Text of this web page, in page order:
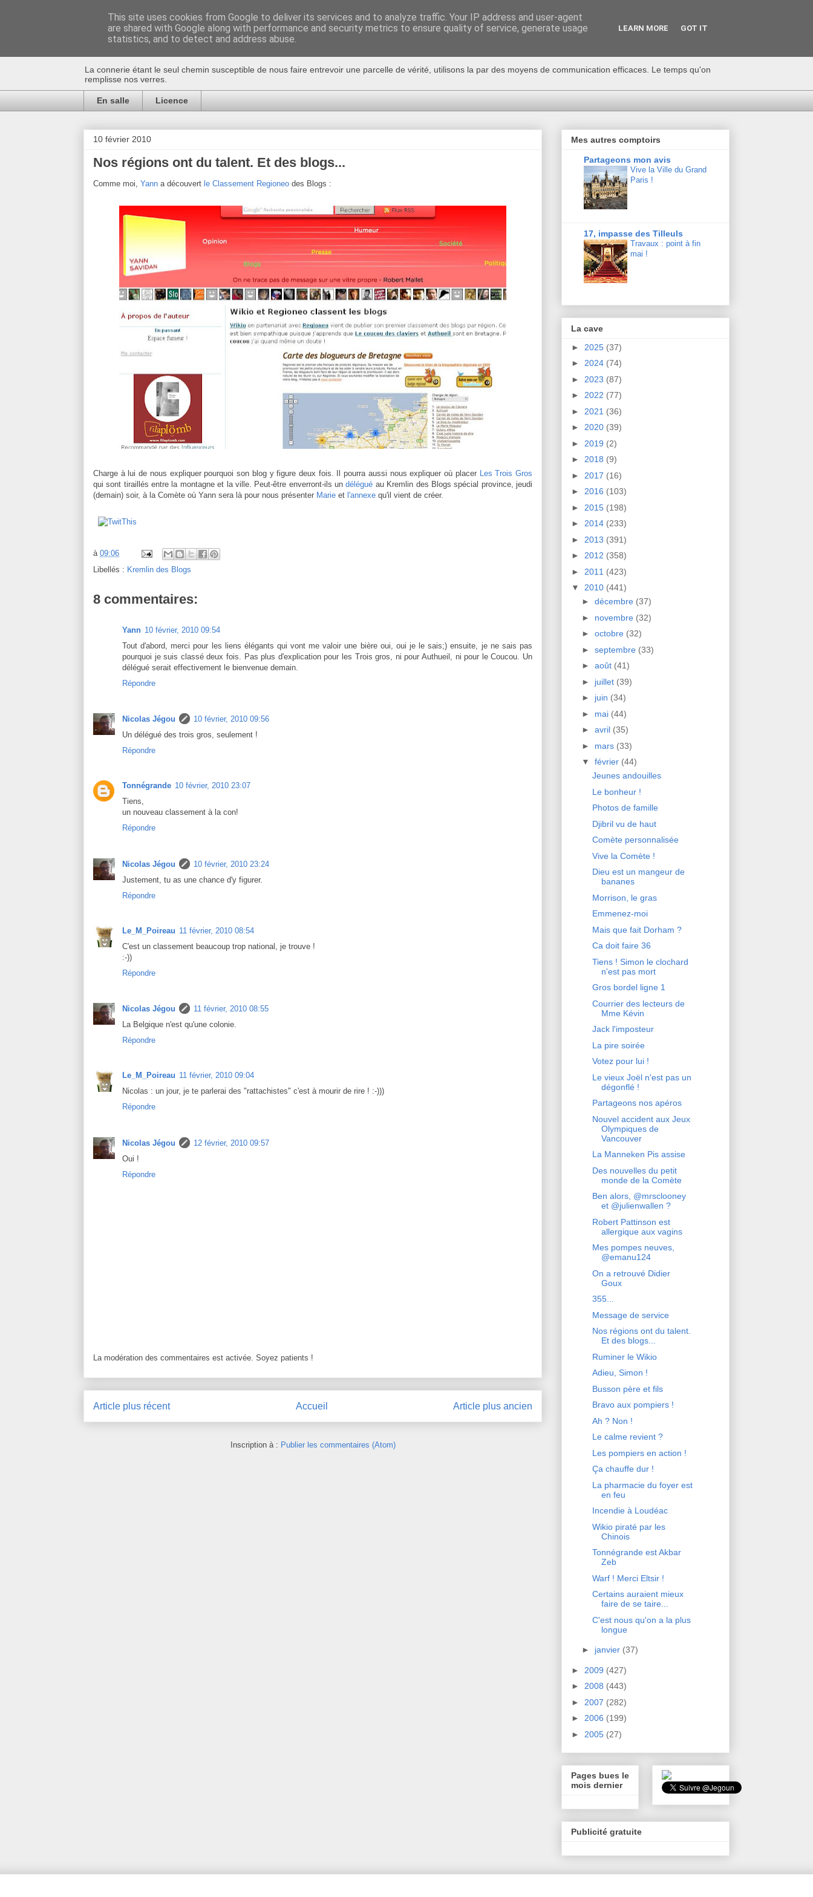
Au bistro !
La connerie étant le seul chemin susceptible de nous faire entrevoir une parcelle de vérité, utilisons la par des moyens de communication efficaces. Le temps qu'on
remplisse nos verres.
En salle Licence
10 février 2010
Nos régions ont du talent. Et des blogs...
Comme moi, Yann a découvert le Classement Regioneo des Blogs :
Charge à lui de nous expliquer pourquoi son blog y figure deux fois. Il pourra aussi nous expliquer où placer
Les Trois Gros
qui sont tiraillés entre la montagne et la ville. Peut-être enverront-ils undélégué au Kremlin des Blogs spécial province, jeudi
(demain) soir, à la Comète où Yann sera là pour nous présenter Marie et l'annexe qu'il vient de créer.
à 09:06
Libellés : Kremlin des Blogs
8 commentaires:
Yann 10 février, 2010 09:54
Tout d'abord, merci pour les liens élégants qui vont me valoir une bière oui, oui je le sais;) ensuite, je ne sais pas
pourquoi je suis classé deux fois. Pas plus d'explication pour les Trois gros, ni pour Authueil, ni pour le Coucou. Un
délégué serait effectivement le bienvenue demain.
Répondre
Nicolas Jégou
10 février, 2010 09:56
Un délégué des trois gros, seulement !
Répondre
Tonnégrande 10 février, 2010 23:07
Tiens,
un nouveau classement à la con!
Répondre
Nicolas Jégou
10 février, 2010 23:24
Justement, tu as une chance d'y figurer.
Répondre
Le_M_Poireau 11 février, 2010 08:54
C'est un classement beaucoup trop national, je trouve !
:-))
Répondre
Nicolas Jégou
11 février, 2010 08:55
La Belgique n'est qu'une colonie.
Répondre
Le_M_Poireau 11 février, 2010 09:04
Nicolas : un jour, je te parlerai des "rattachistes" c'est à mourir de rire ! :-)))
Répondre
Nicolas Jégou
12 février, 2010 09:57
Oui !
Répondre
La modération des commentaires est activée. Soyez patients !
Article plus récent Article plus ancien
Accueil
Inscription à : Publier les commentaires (Atom)
Mes autres comptoirs
Partageons mon avis
Vive la Ville du Grand
Paris !
17, impasse des Tilleuls
Travaux : point à fin
mai !
La cave
► 2025 (37)
► 2024 (74)
► 2023 (87)
► 2022 (77)
► 2021 (36)
► 2020 (39)
► 2019 (2)
► 2018 (9)
► 2017 (16)
► 2016 (103)
► 2015 (198)
► 2014 (233)
► 2013 (391)
► 2012 (358)
► 2011 (423)
▼ 2010 (441)
► décembre (37)
► novembre (32)
► octobre (32)
► septembre (33)
► août (41)
► juillet (39)
► juin (34)
► mai (44)
► avril (35)
► mars (33)
▼ février (44)
Jeunes andouilles
Le bonheur !
Photos de famille
Djibril vu de haut
Comète personnalisée
Vive la Comète !
Dieu est un mangeur de
bananes
Morrison, le gras
Emmenez-moi
Mais que fait Dorham ?
Ca doit faire 36
Tiens ! Simon le clochard
n'est pas mort
Gros bordel ligne 1
Courrier des lecteurs de
Mme Kévin
Jack l'imposteur
La pire soirée
Votez pour lui !
Le vieux Joël n'est pas un
dégonflé !
Partageons nos apéros
Nouvel accident aux Jeux
Olympiques de
Vancouver
La Manneken Pis assise
Des nouvelles du petit
monde de la Comète
Ben alors, @mrsclooney
et @julienwallen ?
Robert Pattinson est
allergique aux vagins
Mes pompes neuves,
@emanu124
On a retrouvé Didier
Goux
355...
Message de service
Nos régions ont du talent.
Et des blogs...
Ruminer le Wikio
Adieu, Simon !
Busson père et fils
Bravo aux pompiers !
Ah ? Non !
Le calme revient ?
Les pompiers en action !
Ça chauffe dur !
La pharmacie du foyer est
en feu
Incendie à Loudéac
Wikio piraté par les
Chinois
Tonnégrande est Akbar
Zeb
Warf ! Merci Eltsir !
Certains auraient mieux
faire de se taire...
C'est nous qu'on a la plus
longue
► janvier (37)
► 2009 (427)
► 2008 (443)
► 2007 (282)
► 2006 (199)
► 2005 (27)
Pages bues le
mois dernier
Publicité gratuite
This site uses cookies from Google to deliver its services and to analyze traffic. Your IP address and user-agent
are shared with Google along with performance and security metrics to ensure quality of service, generate usage
statistics, and to detect and address abuse.
LEARN MORE GOT IT